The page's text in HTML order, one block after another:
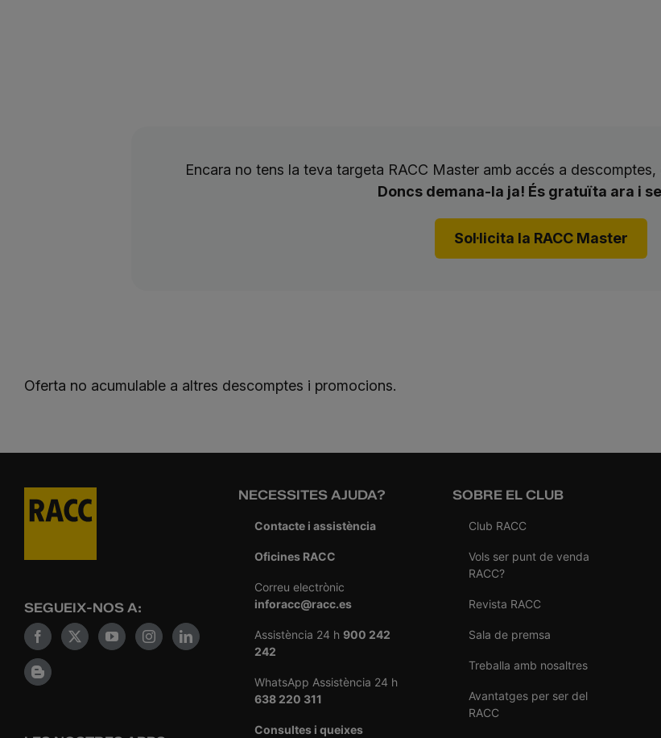
Encara no tens la teva targeta RACC Master amb accés a
Doncs demana-la ja! És gratuïta ara i
Sol·licita la RACC Master
Oferta no acumulable a altres descomptes i promocions.
SEGUEIX-NOS A:
NECESSITES AJUDA?
Contacte i assistència
Oficines RACC
Correu electrònic
inforacc@racc.es
Assistència 24 h 900 242
242
WhatsApp Assistència 24 h
638 220 311
Consultes i queixes
SOBRE EL CLUB
Club RACC
Vols ser punt de venda
RACC?
Revista RACC
Sala de premsa
Treballa amb nosaltres
Avantatges per ser del
RACC